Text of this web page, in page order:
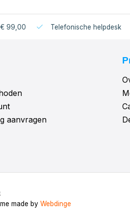
99,00 Telefonische helpdesk
aanvragen
made by Webdinge